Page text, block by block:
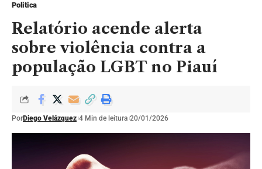
Politica
Relatório acende alerta
sobre violência contra a
população LGBT no Piauí
PorDiego Velázquez 4 Min de leitura 20/01/2026